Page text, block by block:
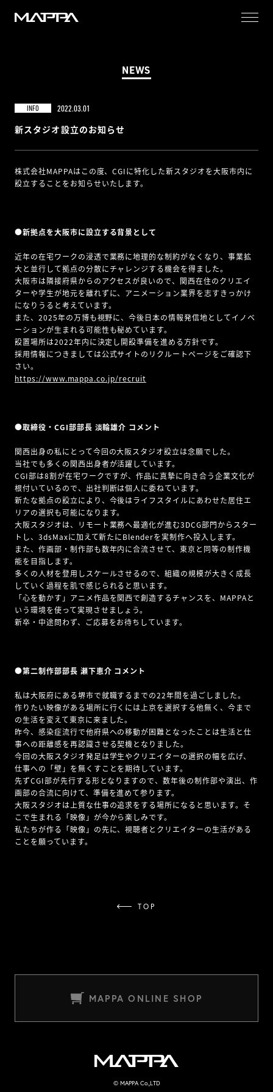
MAPPA
NEWS
INFO 2022.03.01
新スタジオ設立のお知らせ
株式会社MAPPAはこの度、CGIに特化した新スタジオを大阪市内に
設立することをお知らせいたします。
●新拠点を大阪市に設立する背景として
近年の在宅ワークの浸透で業務に地理的な制約がなくなり、事業拡
大と並行して拠点の分散にチャレンジする機会を得ました。
大阪市は隣接府県からのアクセスが良いので、関西在住のクリエイ
ターや学生が地元を離れずに、アニメーション業界を志すきっかけ
になりうると考えています。
また、2025年の万博も視野に、今後日本の情報発信地としてイノベ
ーションが生まれる可能性も秘めています。
設置場所は2022年内に決定し開設準備を進める方針です。
採用情報につきましては公式サイトのリクルートページをご確認下
さい。
https://www.mappa.co.jp/recruit
●取締役・CGI部部長 淡輪雄介 コメント
関西出身の私にとって今回の大阪スタジオ設立は念願でした。
当社でも多くの関西出身者が活躍しています。
CGI部は8割が在宅ワークですが、作品に真摯に向き合う企業文化が
根付いているので、出社判断は個人に委ねています。
新たな拠点の設立により、今後はライフスタイルにあわせた居住エ
リアの選択も可能になります。
大阪スタジオは、リモート業務へ最適化が進む3DCG部門からスター
トし、3dsMaxに加えて新たにBlenderを実制作へ投入します。
また、作画部・制作部も数年内に合流させて、東京と同等の制作機
能を目指します。
多くの人材を登用しスケールさせるので、組織の規模が大きく成長
していく過程を肌で感じられると思います。
「心を動かす」アニメ作品を関西で創造するチャンスを、MAPPAと
いう環境を使って実現させましょう。
新卒・中途問わず、ご応募をお待ちしています。
●第二制作部部長 瀬下恵介 コメント
私は大阪府にある堺市で就職するまでの22年間を過ごしました。
作りたい映像がある場所に行くには上京を選択する他無く、今まで
の生活を変えて東京に来ました。
昨今、感染症流行で他府県への移動が困難となったことは生活と仕
事への距離感を再認識させる契機となりました。
今回の大阪スタジオ発足は学生やクリエイターの選択の幅を広げ、
仕事への「壁」を無くすことを期待しています。
先ずCGI部が先行する形となりますので、数年後の制作部や演出、作
画部の合流に向けて、準備を進めて参ります。
大阪スタジオは上質な仕事の追求をする場所になると思います。そ
こで生まれる「映像」が今から楽しみです。
私たちが作る「映像」の先に、視聴者とクリエイターの生活がある
ことを願っています。
TOP
MAPPA ONLINE SHOP
MAPPA
© MAPPA Co.,LTD